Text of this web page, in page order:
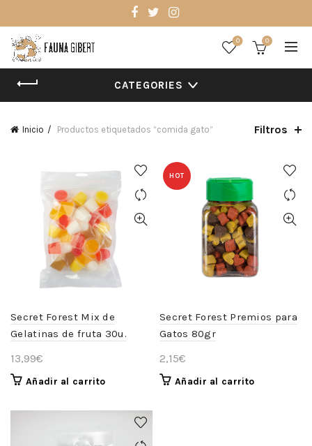
0 0
CATEGORIES
Inicio Productos etiquetados “comida gato” Filtros
Secret Forest Mix de
Gelatinas de fruta 30u.
13,99€
Añadir al carrito
HOT
Secret Forest Premios para
Gatos 80gr
2,15€
Añadir al carrito